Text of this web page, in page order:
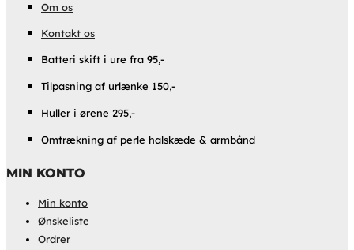
Om os
Kontakt os
Batteri skift i ure fra 95,-
Tilpasning af urlænke 150,-
Huller i ørene 295,-
Omtrækning af perle halskæde & armbånd
MIN KONTO
Min konto
Ønskeliste
Ordrer